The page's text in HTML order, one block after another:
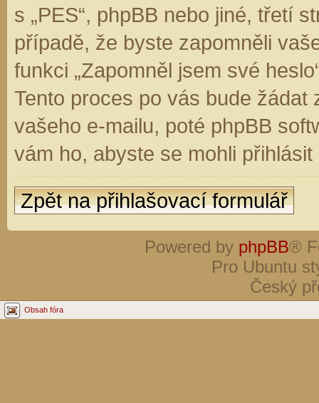
s „PES“, phpBB nebo jiné, třetí
případě, že byste zapomněli
funkci „Zapomněl jsem své
Tento proces po vás bude
vašeho e-mailu, poté phpBB
vám ho, abyste se mohli
Zpět na přihlašovací formulář
Powered by phpBB®
Pro Ubuntu
Český
Obsah fóra